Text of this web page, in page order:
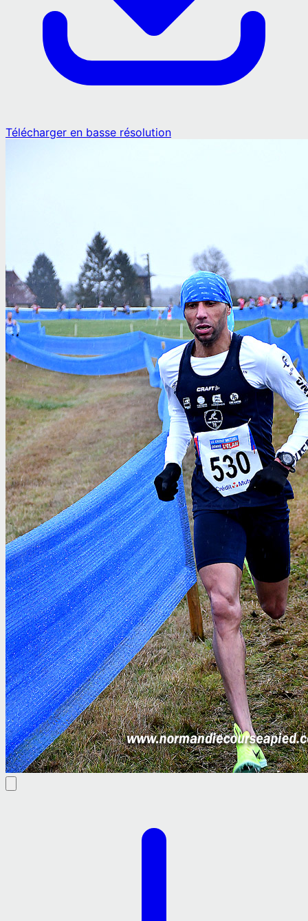
Télécharger en basse résolution